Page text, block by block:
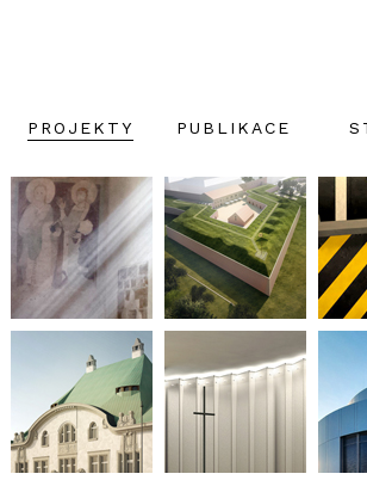
PROJEKTY PUBLIKACE